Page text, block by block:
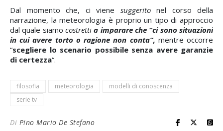
Dal momento che, ci viene suggeritonel corso della
narrazione, la meteorologia è proprio un tipo di approccio
dal quale siamo costretti a imparare che “ci sono situazioni
in cui avere torto o ragione non conta”, mentre occorre
“scegliere lo scenario possibile senza avere garanzie
di certezza“.
filosofia meteorologia
modelli di conoscenza
serie tv
Di Pino Mario De Stefano